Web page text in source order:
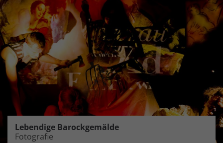
Lebendige Barockgemälde
Fotografie